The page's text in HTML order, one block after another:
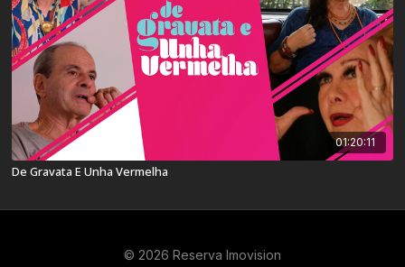
01:20:11
De Gravata E Unha Vermelha
© 2026 Reserva Imovision